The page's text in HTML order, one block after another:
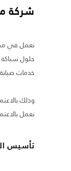
شركة
نعمل في
حلول سباكة
خدمات
وذلك
نعمل
تأسيس